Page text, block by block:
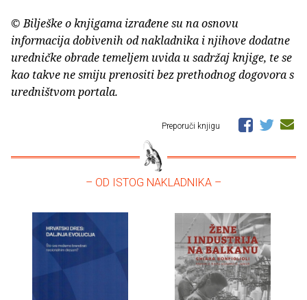
© Bilješke o knjigama izrađene su na osnovu
informacija dobivenih od nakladnika i njihove dodatne
uredničke obrade temeljem uvida u sadržaj knjige, te se
kao takve ne smiju prenositi bez prethodnog dogovora s
uredništvom portala.
Preporuči knjigu
– OD ISTOG NAKLADNIKA –